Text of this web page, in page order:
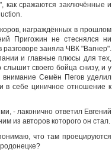
как сражаются заключённые и
награждённых в прошлом
Пригожин не стеснялся ни
заняла ЧВК "Вагнер".
и главные плюсы для тех,
своего бойца снизу, и у
внимание Семён Пегов уделил
в себе циничное отношение к
- лаконично ответил Евгений
из авторов которого он стал.
что там проецируются